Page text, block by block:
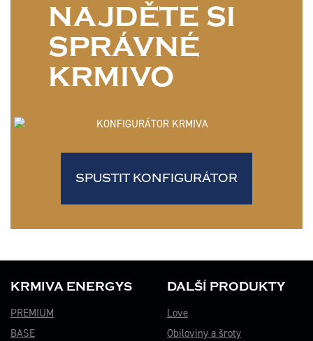
NAJDĚTE SI
SPRÁVNÉ
KRMIVO
SPUSTIT KONFIGURÁTOR
KRMIVA ENERGYS
PREMIUM
BASE
DALŠÍ PRODUKTY
Love
Obiloviny a šroty